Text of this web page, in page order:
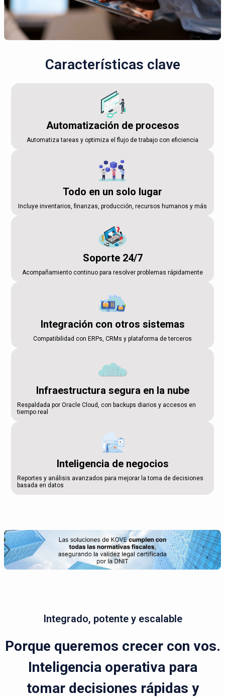
Características clave
Automatización de procesos
Automatiza tareas y optimiza el flujo de trabajo con eficiencia
Todo en un solo lugar
Incluye inventarios, finanzas, producción, recursos humanos y más
Soporte 24/7
Acompañamiento continuo para resolver problemas rápidamente
Integración con otros sistemas
Compatibilidad con ERPs, CRMs y plataforma de terceros
Infraestructura segura en la nube
Respaldada por Oracle Cloud, con backups diarios y accesos en
tiempo real
Inteligencia de negocios
Reportes y análisis avanzados para mejorar la toma de decisiones
basada en datos
Integrado, potente y escalable
Porque queremos crecer con vos.
Inteligencia operativa para
tomar decisiones rápidas y